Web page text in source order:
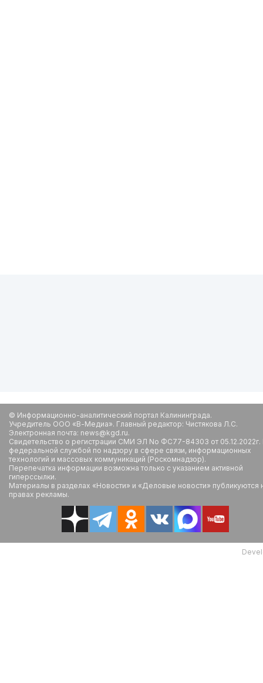
© Информационно-аналитический портал Калининграда.
Учредитель ООО «В-Медиа». Главный редактор: Чистякова Л.С.
Электронная почта: news@kgd.ru.
Свидетельство о регистрации СМИ ЭЛ No ФС77-84303 от
федеральной службой по надзору в сфере связи, информационных
технологий и массовых коммуникаций (Роскомнадзор).
Перепечатка информации возможна только с указанием активной
гиперссылки.
Материалы в разделах «Новости» и «Деловые новости» публикуются
правах рекламы.